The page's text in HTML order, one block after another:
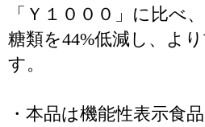
「Ｙ１０００」に比べ
糖類を44%低減し、よ
す。
・本品は機能性表示食